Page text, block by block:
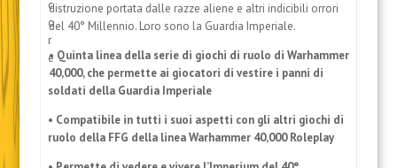
distruzione portata dalle razze aliene e altri indicibili orrori
del 40° Millennio. Loro sono la Guardia Imperiale.
• Quinta linea della serie di giochi di ruolo di Warhammer
40,000, che permette ai giocatori di vestire i panni di
soldati della Guardia Imperiale
• Compatibile in tutti i suoi aspetti con gli altri giochi di
ruolo della FFG della linea Warhammer 40,000 Roleplay